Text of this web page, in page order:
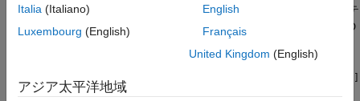
ます。配列を非有界に設定するには、データの
プロパテ
ィをinf
に設定します。たとえば、最大のサイズをもたない 2-D
に設定します。詳細については、Stateflow データのサイズの指
Italia (Italiano)
Luxembourg (English)
English
Français
United Kingdom (English)
アジア太平洋地域